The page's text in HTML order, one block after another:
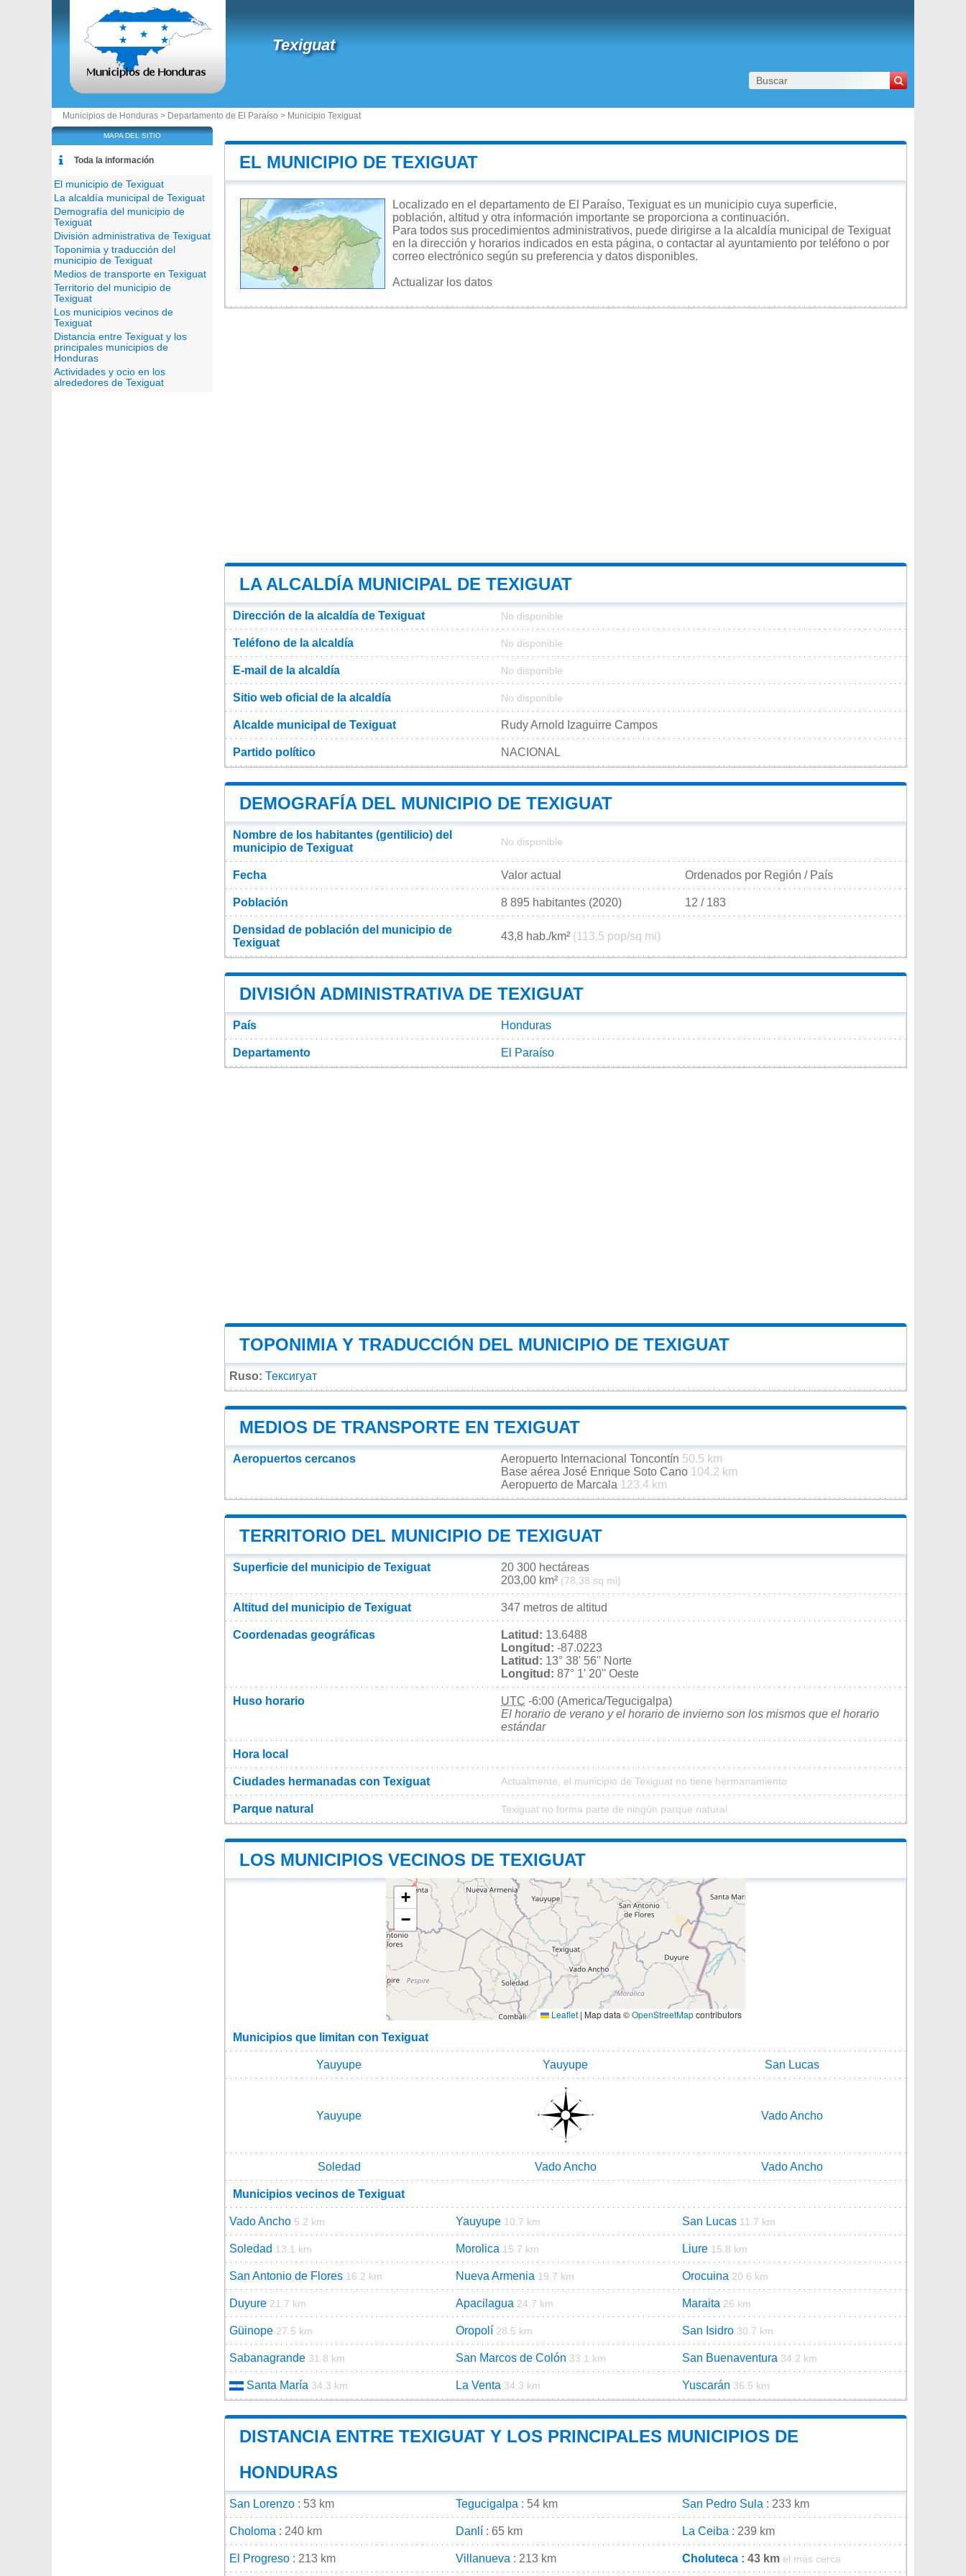
Texiguat
Municipios de Honduras > Departamento de El Paraíso > Municipio Texiguat
EL MUNICIPIO DE TEXIGUAT
Localizado en el departamento de El Paraíso, Texiguat es un municipio cuya superficie,
población, altitud y otra información importante se proporciona a continuación.
Para todos sus procedimientos administrativos, puede dirigirse a la alcaldía municipal de Texiguat
en la dirección y horarios indicados en esta página, o contactar al ayuntamiento por teléfono o por
correo electrónico según su preferencia y datos disponibles.
Actualizar los datos
LA ALCALDÍA MUNICIPAL DE TEXIGUAT
Dirección de la alcaldía de Texiguat No disponible
Teléfono de la alcaldía No disponible
E-mail de la alcaldía No disponible
Sitio web oficial de la alcaldía No disponible
Alcalde municipal de Texiguat Rudy Arnold Izaguirre Campos
Partido político NACIONAL
DEMOGRAFÍA DEL MUNICIPIO DE TEXIGUAT
Nombre de los habitantes (gentilicio) del
municipio de Texiguat
No disponible
Fecha Valor actual Ordenados por Región / País
Población 8 895 habitantes (2020) 12 / 183
Densidad de población del municipio de
Texiguat
43,8 hab./km² (113,5 pop/sq mi)
DIVISIÓN ADMINISTRATIVA DE TEXIGUAT
País Honduras
Departamento El Paraíso
TOPONIMIA Y TRADUCCIÓN DEL MUNICIPIO DE TEXIGUAT
Ruso: Тексигуат
MEDIOS DE TRANSPORTE EN TEXIGUAT
Aeropuertos cercanos Aeropuerto Internacional Toncontín 50.5 km
Base aérea José Enrique Soto Cano 104.2 km
Aeropuerto de Marcala 123.4 km
TERRITORIO DEL MUNICIPIO DE TEXIGUAT
Superficie del municipio de Texiguat
20 300 hectáreas
203,00 km² (78,38 sq mi)
Altitud del municipio de Texiguat 347 metros de altitud
Coordenadas geográficas Latitud: 13.6488
Longitud: -87.0223
Latitud: 13° 38' 56'' Norte
Longitud: 87° 1' 20'' Oeste
Huso horario UTC -6:00 (America/Tegucigalpa)
El horario de verano y el horario de invierno son los mismos que el horario
estándar
Hora local
Ciudades hermanadas con Texiguat Actualmente, el municipio de Texiguat no tiene hermanamiento
Parque natural Texiguat no forma parte de ningún parque natural
LOS MUNICIPIOS VECINOS DE TEXIGUAT
+
−
Leaflet | Map data ©OpenStreetMapcontributors
Municipios que limitan con Texiguat
Yauyupe Yauyupe San Lucas
Yauyupe Vado Ancho
Soledad Vado Ancho Vado Ancho
Municipios vecinos de Texiguat
Vado Ancho 5.2 km Yauyupe 10.7 km San Lucas 11.7 km
Soledad 13.1 km Morolica 15.7 km Liure 15.8 km
San Antonio de Flores 16.2 km Nueva Armenia 19.7 km Orocuina 20.6 km
Duyure 21.7 km Apacilagua 24.7 km Maraita 26 km
Güinope 27.5 km Oropolí 28.5 km San Isidro 30.7 km
Sabanagrande 31.8 km San Marcos de Colón 33.1 km San Buenaventura 34.2 km
Santa María 34.3 km La Venta 34.3 km Yuscarán 36.5 km
DISTANCIA ENTRE TEXIGUAT Y LOS PRINCIPALES MUNICIPIOS DE
HONDURAS
San Lorenzo : 53 km Tegucigalpa : 54 km San Pedro Sula : 233 km
Choloma : 240 km Danlí : 65 km La Ceiba : 239 km
El Progreso : 213 km Villanueva : 213 km Choluteca : 43 km el más cerca
MAPA DEL SITIO
Toda la información
El municipio de Texiguat
La alcaldía municipal de Texiguat
Demografía del municipio de
Texiguat
División administrativa de Texiguat
Toponimia y traducción del
municipio de Texiguat
Medios de transporte en Texiguat
Territorio del municipio de
Texiguat
Los municipios vecinos de
Texiguat
Distancia entre Texiguat y los
principales municipios de
Honduras
Actividades y ocio en los
alrededores de Texiguat